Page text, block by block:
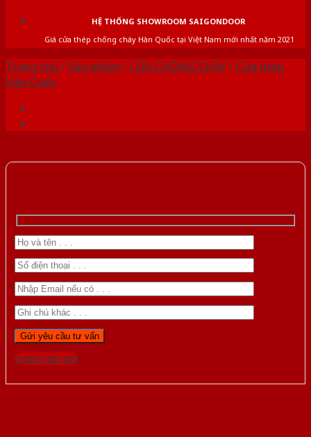
HỆ THỐNG SHOWROOM SAIGONDOOR
Giá cửa thép chống cháy Hàn Quốc tại Việt Nam mới nhất năm 2021
Trang chủ /Sản phẩm /CỬA CHỐNG CHÁY/Cửa thép
Hàn Quốc
Gọi 0824.400.400